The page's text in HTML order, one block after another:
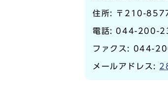
住所: 〒210-
電話: 044-200-
ファクス: 044-
メールアドレス: